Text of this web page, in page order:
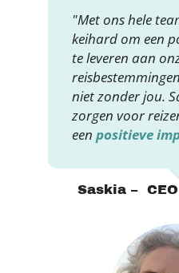
"Met ons hele
keihard om een
te leveren aan
niet zonder jou.
zorgen voor
een positieve
Saskia –